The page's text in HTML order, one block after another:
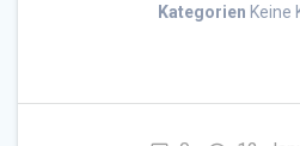
Kategorien Keine